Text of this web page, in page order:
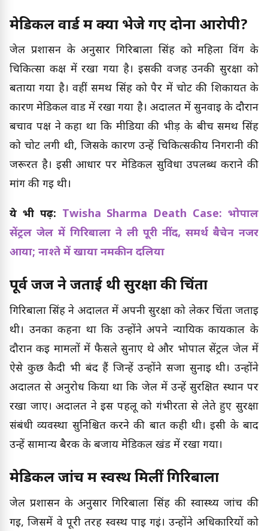
मेडिकल वार्ड में क्यों भेजे गए दोनों आरोपी?
जेल प्रशासन के अनुसार गिरिबाला सिंह को महिला विंग के
चिकित्सा कक्ष में रखा गया है। इसकी वजह उनकी सुरक्षा को
बताया गया है। वहीं समर्थ सिंह को पैर में चोट की शिकायत के
कारण मेडिकल वार्ड में रखा गया है। अदालत में सुनवाई के दौरान
बचाव पक्ष ने कहा था कि मीडिया की भीड़ के बीच समर्थ सिंह
को चोट लगी थी, जिसके कारण उन्हें चिकित्सकीय निगरानी की
जरूरत है। इसी आधार पर मेडिकल सुविधा उपलब्ध कराने की
मांग की गई थी।
ये भी पढ़ें: Twisha Sharma Death Case: भोपाल
सेंट्रल जेल में गिरिबाला ने ली पूरी नींद, समर्थ बैचेन नजर
आया; नाश्ते में खाया नमकीन दलिया
पूर्व जज ने जताई थी सुरक्षा की चिंता
गिरिबाला सिंह ने अदालत में अपनी सुरक्षा को लेकर चिंता जताई
थी। उनका कहना था कि उन्होंने अपने न्यायिक कार्यकाल के
दौरान कई मामलों में फैसले सुनाए थे और भोपाल सेंट्रल जेल में
ऐसे कुछ कैदी भी बंद हैं जिन्हें उन्होंने सजा सुनाई थी। उन्होंने
अदालत से अनुरोध किया था कि जेल में उन्हें सुरक्षित स्थान पर
रखा जाए। अदालत ने इस पहलू को गंभीरता से लेते हुए सुरक्षा
संबंधी व्यवस्था सुनिश्चित करने की बात कही थी। इसी के बाद
उन्हें सामान्य बैरक के बजाय मेडिकल खंड में रखा गया।
मेडिकल जांच में स्वस्थ मिलीं गिरिबाला
जेल प्रशासन के अनुसार गिरिबाला सिंह की स्वास्थ्य जांच की
गई, जिसमें वे पूरी तरह स्वस्थ पाई गईं। उन्होंने अधिकारियों को